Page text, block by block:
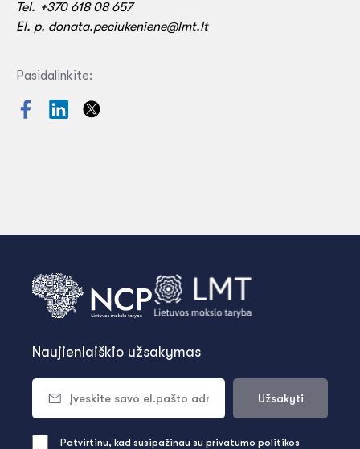
Tel. +370 618 08 657
El. p. donata.peciukeniene@lmt.lt
Pasidalinkite:
Naujienlaiškio užsakymas
Užsakyti
Patvirtinu, kad susipažinau su privatumo politikos